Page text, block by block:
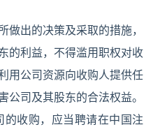
做出的决策及采取的措施，
的利益，不得滥用职权对收
用公司资源向收购人提供任
公司及其股东的合法权益。
收购，应当聘请在中国注